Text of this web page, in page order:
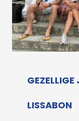
GEZELLIGE
LISSABON